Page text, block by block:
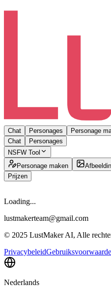
Chat Personages Personage
Chat
Personages
NSFW Tool
Personage maken
Prijzen
Loading...
lustmakerteam@gmail.com
© 2025 LustMaker AI, Alle
Privacybeleid
Nederlands